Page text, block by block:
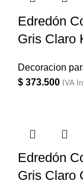
Edredón
Gris Claro
Decoracion
$ 373.500 IVA
Edredón
Gris Claro